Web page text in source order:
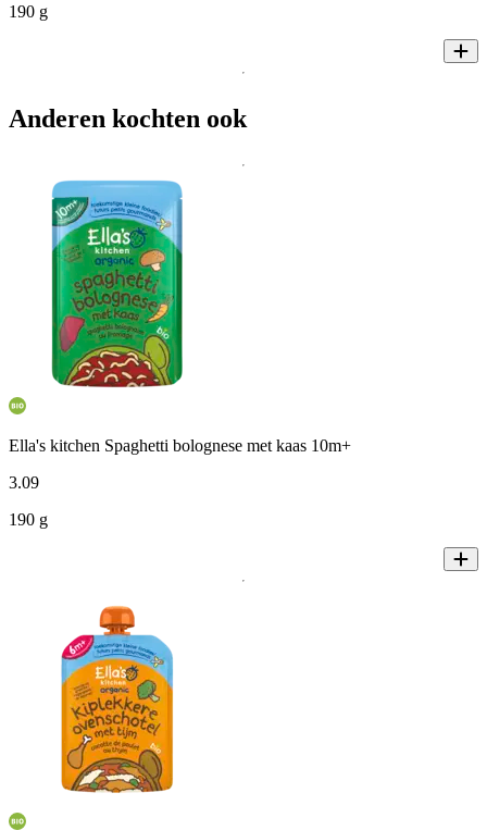
190 g
Anderen kochten ook
Ella's kitchen Spaghetti bolognese met kaas 10m+
3.09
190 g